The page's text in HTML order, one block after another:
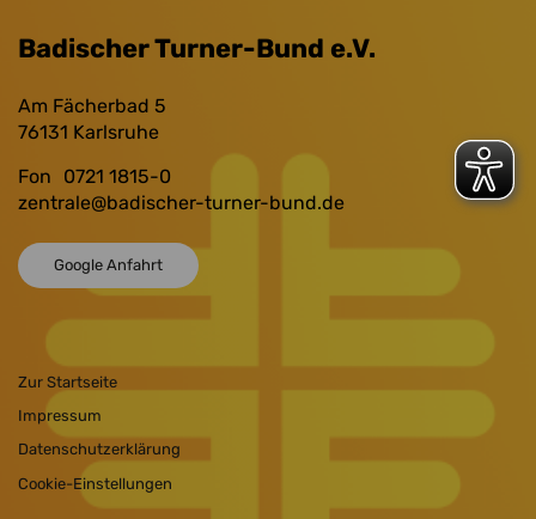
Badischer Turner-Bund e.V.
Am Fächerbad 5
76131 Karlsruhe
Fon
0721 1815-0
zentrale@badischer-turner-bund.de
Google Anfahrt
Zur Startseite
Impressum
Datenschutzerklärung
Cookie-Einstellungen